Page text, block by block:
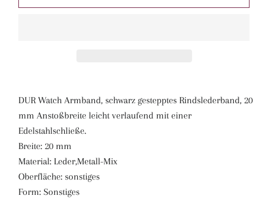
DUR Watch Armband, schwarz gestepptes Rindslederband, 20
mm Anstoßbreite leicht verlaufend mit einer
Edelstahlschließe.
Breite: 20 mm
Material: Leder,Metall-Mix
Oberfläche: sonstiges
Form: Sonstiges